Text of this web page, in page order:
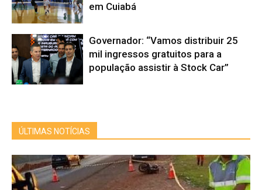
em Cuiabá
Governador: “Vamos distribuir 25
mil ingressos gratuitos para a
população assistir à Stock Car”
ÚLTIMAS NOTÍCIAS